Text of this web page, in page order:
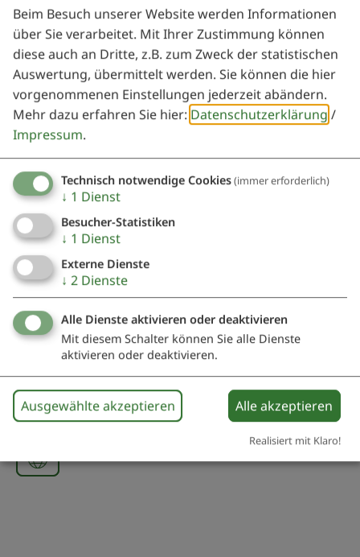
Ja Immer
Treffpunkt: Kiss Weißenburg, Westliche Ringstraße 2,
Veranstaltung ohne festen Ort
Nennslingen
Veranstalter
Alzheimer Gesellschaft Weißenburg und
Umgebung e. V.
Postfach 121
09141 92662 09147 663
Beim Besuch unserer Website werden Informationen
über Sie verarbeitet. Mit Ihrer Zustimmung können
diese auch an Dritte, z.B. zum Zweck der statistischen
Auswertung, übermittelt werden. Sie können die hier
vorgenommenen Einstellungen jederzeit abändern.
Mehr dazu erfahren Sie hier: Datenschutzerklärung /
Impressum.
Technisch notwendige Cookies(immer erforderlich)
↓ 1 Dienst
Besucher-Statistiken
↓ 1 Dienst
Externe Dienste
↓ 2 Dienste
Alle Dienste aktivieren oder deaktivieren
Mit diesem Schalter können Sie alle Dienste
aktivieren oder deaktivieren.
Ausgewählte akzeptieren Alle akzeptieren
Realisiert mit Klaro!